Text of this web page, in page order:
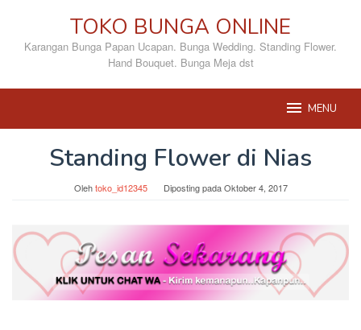
konten
TOKO BUNGA ONLINE
Karangan Bunga Papan Ucapan. Bunga Wedding. Standing Flower.
Hand Bouquet. Bunga Meja dst
MENU
Standing Flower di Nias
Olehtoko_id12345 Diposting padaOktober 4, 2017